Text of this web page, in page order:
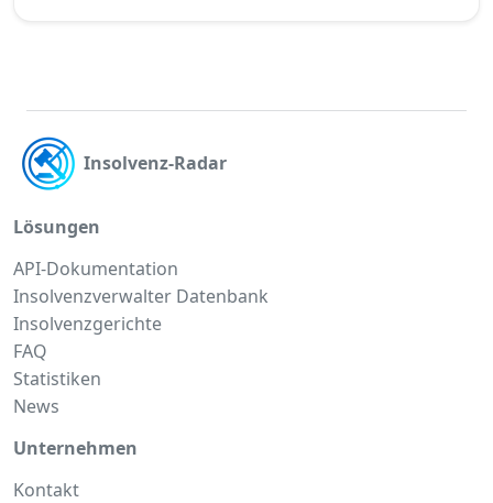
Insolvenz-Radar
Lösungen
API-Dokumentation
Insolvenzverwalter Datenbank
Insolvenzgerichte
FAQ
Statistiken
News
Unternehmen
Kontakt